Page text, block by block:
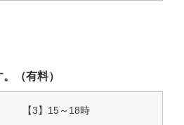
（有料）
【3】 15～18時